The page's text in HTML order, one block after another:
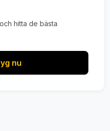
hitta de bästa
nu